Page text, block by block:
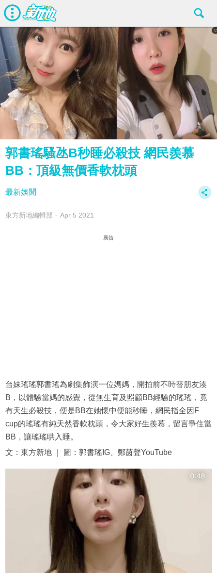
郭書瑤騷氹B秒睡必殺技 網民羨慕
BB：頂級無價香軟枕頭
最新娛聞
東方新地編輯部 Apr 5 2021
廣告
台妹瑤瑤郭書瑤為劇集飾演一位媽媽，開拍前不時替朋友湊
B，以體驗當媽的感覺，從無生育及照顧BB經驗的瑤瑤，竟
有天生必殺技，便是BB在她懷中便能秒睡，網民指全因F
cup的瑤瑤有純天然香軟枕頭，令大家好生羨慕，留言爭住當
BB，讓瑤瑤哄入睡。
文：東方新地 ｜ 圖：郭書瑤IG、鄭茵聲YouTube